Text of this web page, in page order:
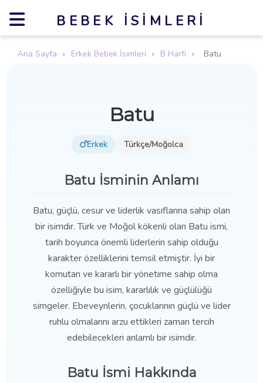
BEBEK İSIMLERI
Ana Sayfa › Erkek Bebek İsimleri › B Harfi › Batu
Batu
Erkek Türkçe/Moğolca
Batu İsminin Anlamı
Batu, güçlü, cesur ve liderlik vasıflarına sahip olan
bir isimdir. Türk ve Moğol kökenli olan Batu ismi,
tarih boyunca önemli liderlerin sahip olduğu
karakter özelliklerini temsil etmiştir. İyi bir
komutan ve kararlı bir yönetime sahip olma
özelliğiyle bu isim, kararlılık ve güçlülüğü
simgeler. Ebeveynlerin, çocuklarının güçlü ve lider
ruhlu olmalarını arzu ettikleri zaman tercih
edebilecekleri anlamlı bir isimdir.
Batu İsmi Hakkında